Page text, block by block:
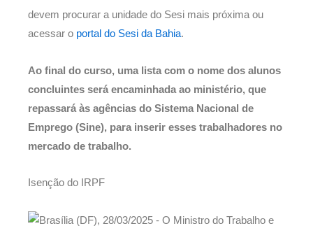
devem procurar a unidade do Sesi mais próxima ou
acessar o portal do Sesi da Bahia.
Ao final do curso, uma lista com o nome dos alunos
concluintes será encaminhada ao ministério, que
repassará às agências do Sistema Nacional de
Emprego (Sine), para inserir esses trabalhadores no
mercado de trabalho.
Isenção do IRPF